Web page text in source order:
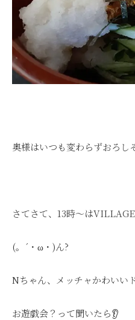
奥様はいつも変わらずおろし
さてさて、13時～は
(。´・ω・)ん?
Nちゃん、メッチャかわいい
お遊戯会？って聞いたら👂